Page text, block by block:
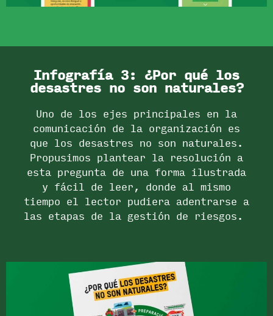
Infografía 3: ¿Por qué los
desastres no son naturales?
Uno de los ejes principales en la
comunicación de la organización es
que los desastres no son naturales.
Propusimos plantear la resolución a
esta pregunta de una forma ilustrada
y fácil de leer, donde al mismo
tiempo el lector pudiera adentrarse a
las etapas de la gestión de riesgos.